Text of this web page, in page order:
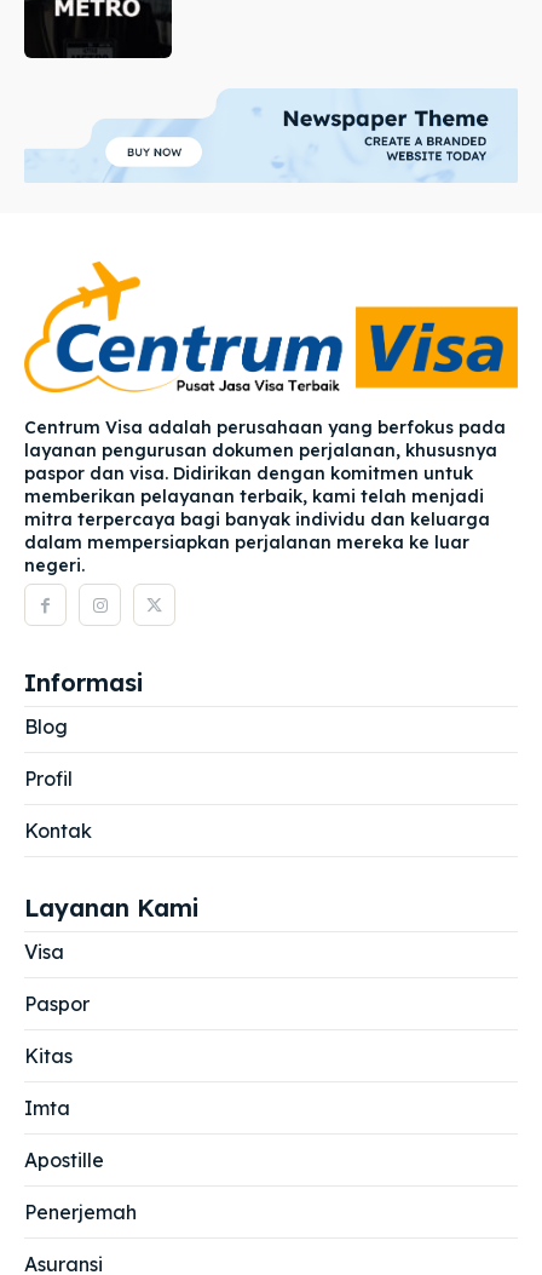
Centrum Visa adalah perusahaan yang berfokus pada
layanan pengurusan dokumen perjalanan, khususnya
paspor dan visa. Didirikan dengan komitmen untuk
memberikan pelayanan terbaik, kami telah menjadi
mitra terpercaya bagi banyak individu dan keluarga
dalam mempersiapkan perjalanan mereka ke luar
negeri.
Informasi
Blog
Profil
Kontak
Layanan Kami
Visa
Paspor
Kitas
Imta
Apostille
Penerjemah
Asuransi